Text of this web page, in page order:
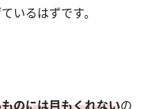
いるはずです。
のには目もくれないの